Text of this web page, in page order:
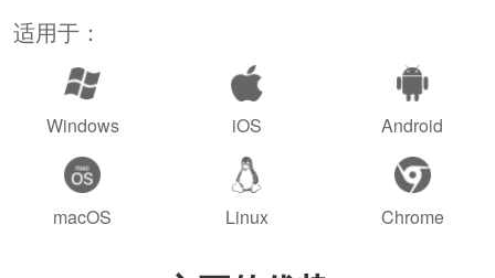
适用于：
Windows iOS Android
macOS Linux Chrome